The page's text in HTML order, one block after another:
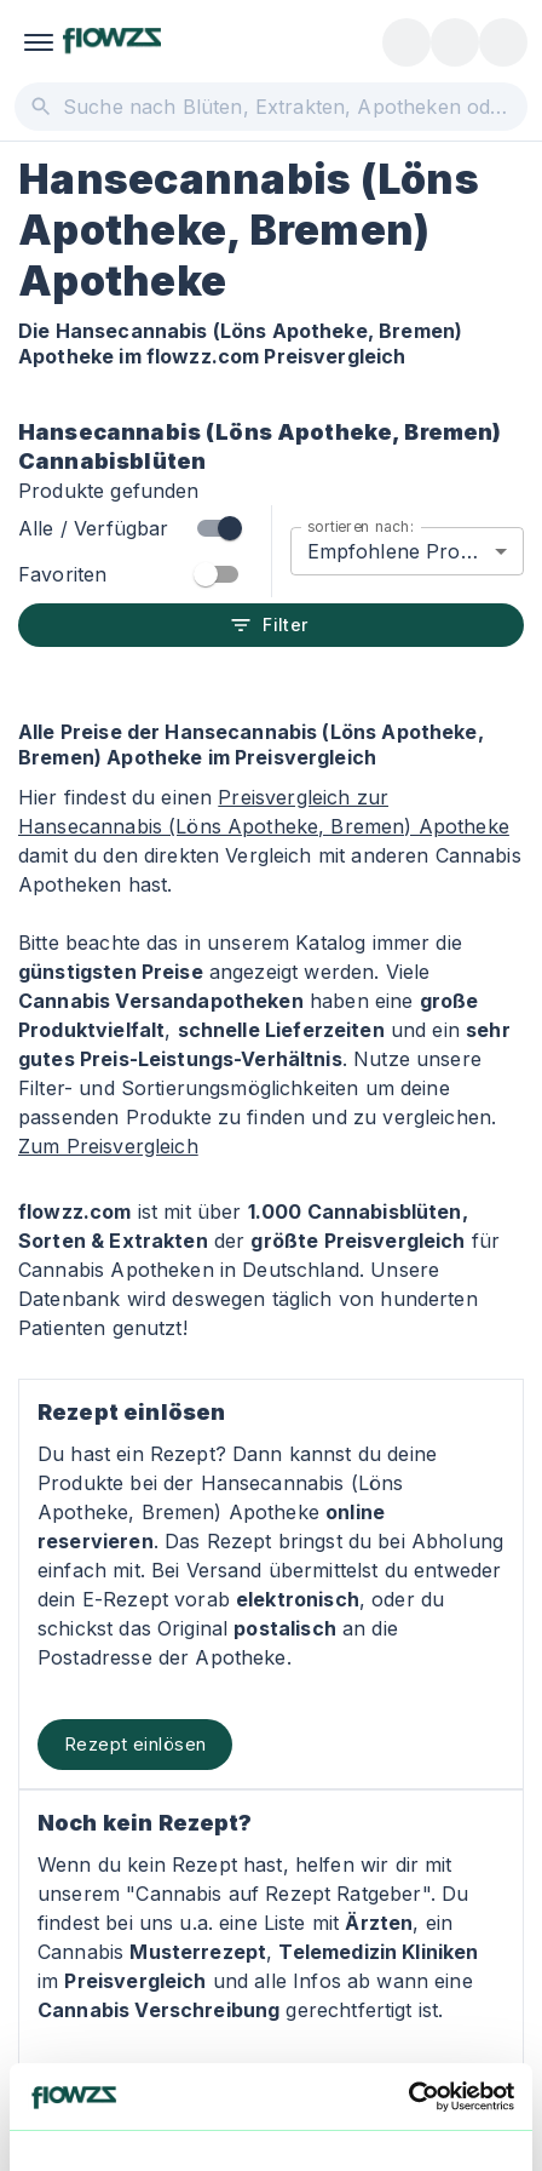
Hansecannabis (Löns
Apotheke, Bremen)
Apotheke
Die Hansecannabis (Löns Apotheke, Bremen)
Apotheke im flowzz.com Preisvergleich
Hansecannabis (Löns Apotheke, Bremen)
Cannabisblüten
Produkte gefunden
Alle / Verfügbar
Favoriten
sortieren nach:
Empfohlene Produkte
Filter
Alle Preise der Hansecannabis (Löns Apotheke,
Bremen) Apotheke im Preisvergleich
Hier findest du einen Preisvergleich zur
Hansecannabis (Löns Apotheke, Bremen) Apotheke
damit du den direkten Vergleich mit anderen Cannabis
Apotheken hast.
Bitte beachte das in unserem Katalog immer die
günstigsten Preiseangezeigt werden. Viele
Cannabis Versandapotheken haben eine große
Produktvielfalt, schnelle Lieferzeiten und ein sehr
gutes Preis-Leistungs-Verhältnis. Nutze unsere
Filter- und Sortierungsmöglichkeiten um deine
passenden Produkte zu finden und zu vergleichen.
Zum Preisvergleich
flowzz.com ist mit über 1.000 Cannabisblüten,
Sorten & Extrakten der größte Preisvergleich für
Cannabis Apotheken in Deutschland. Unsere
Datenbank wird deswegen täglich von hunderten
Patienten genutzt!
Rezept einlösen
Du hast ein Rezept? Dann kannst du deine
Produkte bei der Hansecannabis (Löns
Apotheke, Bremen) Apotheke online
reservieren. Das Rezept bringst du bei Abholung
einfach mit. Bei Versand übermittelst du entweder
dein E-Rezept vorab elektronisch, oder du
schickst das Original postalisch an die
Postadresse der Apotheke.
Rezept einlösen
Noch kein Rezept?
Wenn du kein Rezept hast, helfen wir dir mit
unserem "Cannabis auf Rezept Ratgeber". Du
findest bei uns u.a. eine Liste mitÄrzten, ein
Cannabis Musterrezept, Telemedizin Kliniken
im Preisvergleich und alle Infos ab wann eine
Cannabis Verschreibung gerechtfertigt ist.
Rezept Ratgeber